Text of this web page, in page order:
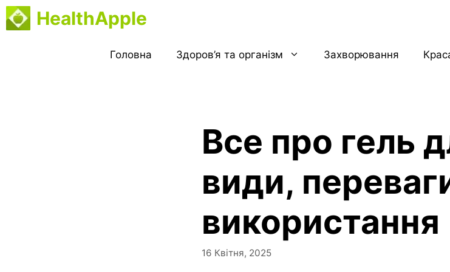
Перейти
до
HealthApple
Головна Здоров’я та організм Захворювання
Все про гель
види,
використання
16 Квітня, 2025